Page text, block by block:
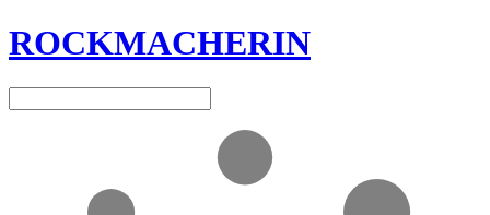
ROCKMACHERIN